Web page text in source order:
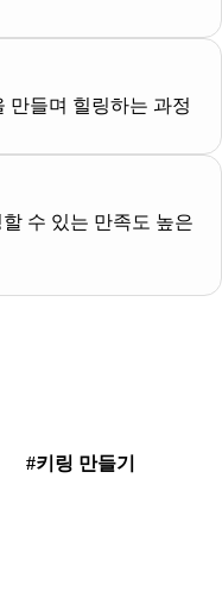
만들며 힐링하는 과정
수 있는 만족도 높은
#키링 만들기